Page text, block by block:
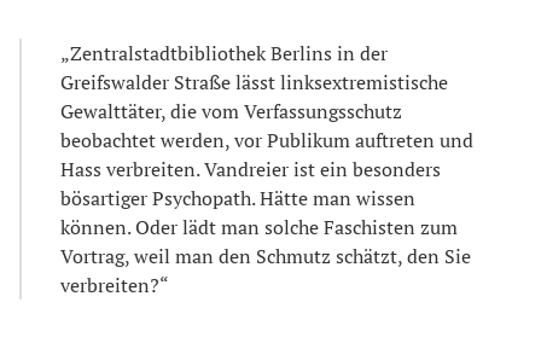
„Zentralstadtbibliothek Berlins in der
Greifswalder Straße lässt linksextremistische
Gewalttäter, die vom Verfassungsschutz
beobachtet werden, vor Publikum auftreten und
Hass verbreiten. Vandreier ist ein besonders
bösartiger Psychopath. Hätte man wissen
können. Oder lädt man solche Faschisten zum
Vortrag, weil man den Schmutz schätzt, den Sie
verbreiten?“